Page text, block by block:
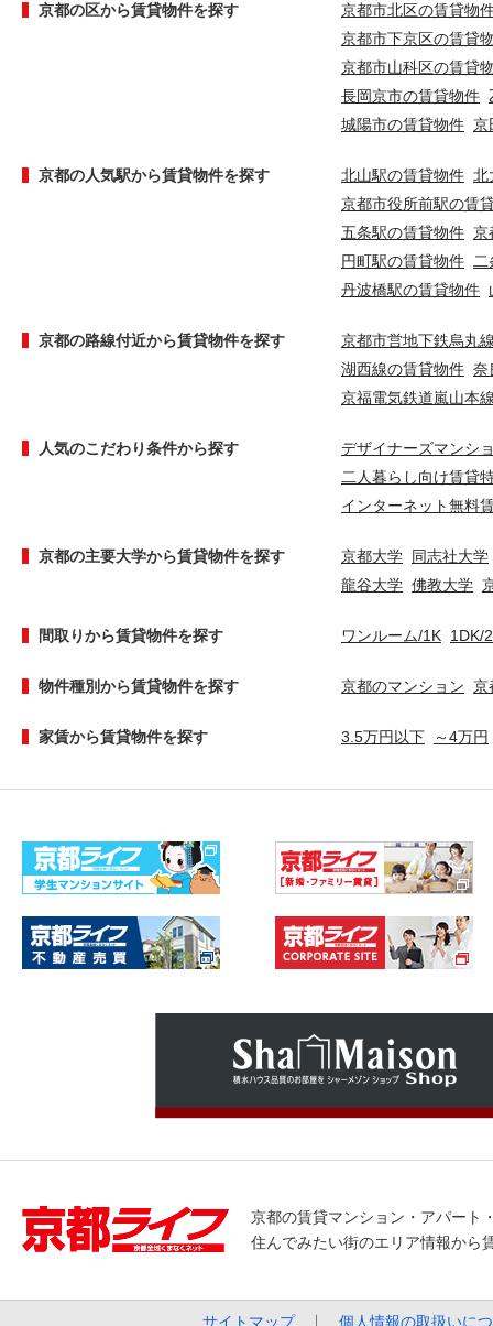
京都の区から賃貸物件を探す
京都市北区の賃貸物
京都市下京区の賃貸
京都市山科区の賃貸
長岡京市の賃貸物件
城陽市の賃貸物件 京
京都の人気駅から賃貸物件を探す 北山駅の賃貸物件 北
京都市役所前駅の賃
五条駅の賃貸物件 京
円町駅の賃貸物件
丹波橋駅の賃貸物件
京都の路線付近から賃貸物件を探す
京都市営地下鉄烏丸
湖西線の賃貸物件 奈
京福電気鉄道嵐山本
人気のこだわり条件から探す
デザイナーズマンシ
二人暮らし向け賃貸
インターネット無料
京都の主要大学から賃貸物件を探す 京都大学 同志社大学
龍谷大学 佛教大学
間取りから賃貸物件を探す ワンルーム/1K 1DK/
物件種別から賃貸物件を探す 京都のマンション 京
家賃から賃貸物件を探す 3.5万円以下 ～4万円
京都の賃貸マンション・アパート
住んでみたい街のエリア情報から
サイトマップ 個人情報の取扱いに